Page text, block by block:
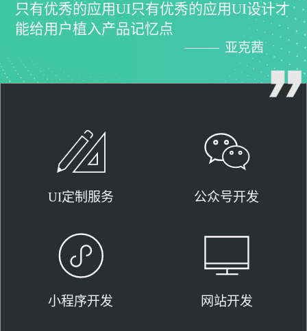
只有优秀的应用UI只有优秀的应用UI设计才
能给用户植入产品记忆点
亚克茜
UI定制服务 公众号开发
小程序开发 网站开发